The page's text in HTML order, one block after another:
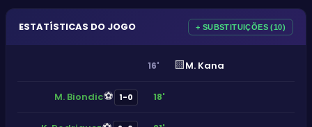
ESTATÍSTICAS DO JOGO + SUBSTITUIÇÕES (10)
16' 🟨M. Kana
M. Biondic⚽ 1-0 18'